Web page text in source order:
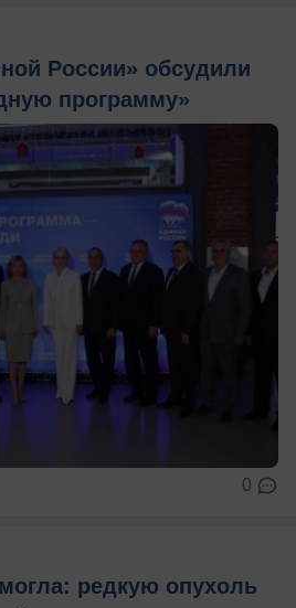
России» обсудили
программу»
0
редкую опухоль